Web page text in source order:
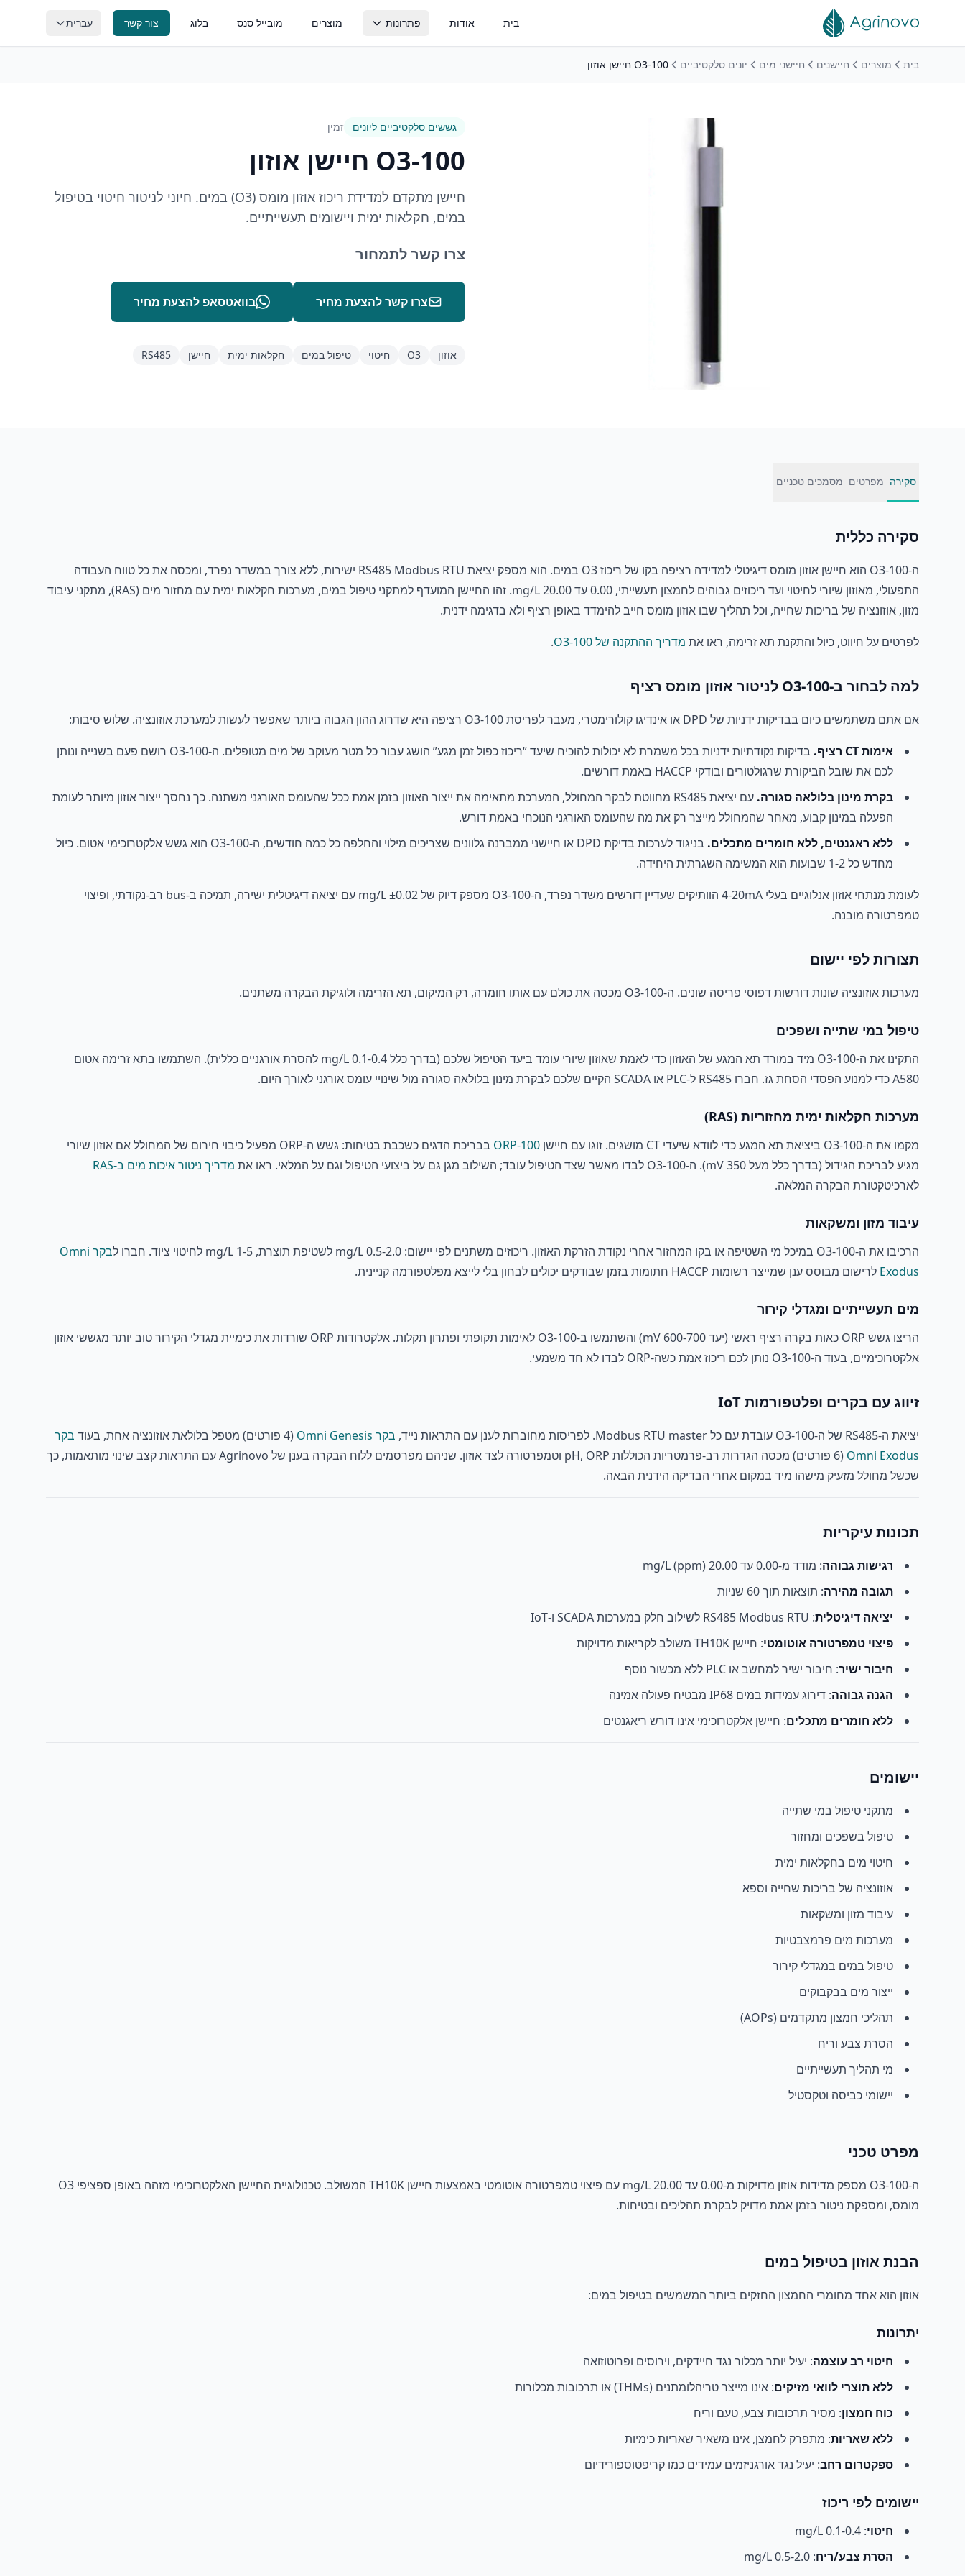
בית אודות פתרונות
ניטור טמפרטורה
בקרת טמפרטורה
מערכות בקרת אקלים וחממות פעילות
מוצרים מובייל סנס בלוג צור קשר עברית
בית מוצרים חיישנים חיישני מים יונים סלקטיביים O3-100 חיישן אוזון
גששים סלקטיביים ליונים זמין
O3-100 חיישן אוזון
חיישן מתקדם למדידת ריכוז אוזון מומס (O3) במים. חיוני לניטור חיטוי בטיפול
במים, חקלאות ימית ויישומים תעשייתיים.
צרו קשר לתמחור
צרו קשר להצעת מחיר בוואטסאפ להצעת מחיר
אוזון O3 חיטוי טיפול במים חקלאות ימית חיישן RS485
סקירה מפרטים מסמכים טכניים
סקירה כללית
ה-O3-100 הוא חיישן אוזון מומס דיגיטלי למדידה רציפה בקו של ריכוז O3 במים. הוא מספק יציאת RS485 Modbus RTU ישירות, ללא צורך במשדר נפרד, ומכסה את כל טווח העבודה
התפעולי, מאוזון שיורי לחיטוי ועד ריכוזים גבוהים לחמצון תעשייתי, 0.00 עד 20.00 mg/L. זהו החיישן המועדף למתקני טיפול במים, מערכות חקלאות ימית עם מחזור מים (RAS), מתקני עיבוד
מזון, אוזונציה של בריכות שחייה, וכל תהליך שבו אוזון מומס חייב להימדד באופן רציף ולא בדגימה ידנית.
לפרטים על חיווט, כיול והתקנת תא זרימה, ראו את מדריך ההתקנה של O3-100 .
למה לבחור ב-O3-100 לניטור אוזון מומס רציף
אם אתם משתמשים כיום בבדיקות ידניות של DPD או אינדיגו קולורימטרי, מעבר לפריסת O3-100 רציפה היא שדרוג ההון הגבוה ביותר שאפשר לעשות למערכת אוזונציה. שלוש סיבות:
אימות CT רציף.
בדיקות נקודתיות ידניות בכל משמרת לא יכולות להוכיח שיעד “ריכוז כפול זמן מגע” הושג עבור כל מטר מעוקב של מים מטופלים. ה-O3-100 רושם פעם בשנייה ונותן
לכם את שובל הביקורת שרגולטורים ובודקי HACCP באמת דורשים.
בקרת מינון בלולאה סגורה.
עם יציאת RS485 מחווטת לבקר המחולל, המערכת מתאימה את ייצור האוזון בזמן אמת ככל שהעומס האורגני משתנה. כך נחסך ייצור אוזון מיותר לעומת
הפעלה במינון קבוע, מאחר שהמחולל מייצר רק את מה שהעומס האורגני הנוכחי באמת דורש.
ללא ראגנטים, ללא חומרים מתכלים.
בניגוד לערכות בדיקת DPD או חיישני ממברנה גלוונים שצריכים מילוי והחלפה כל כמה חודשים, ה-O3-100 הוא גשש אלקטרוכימי אטום. כיול
מחדש כל 1-2 שבועות הוא המשימה השגרתית היחידה.
לעומת מנתחי אוזון אנלוגיים בעלי 4-20mA הוותיקים שעדיין דורשים משדר נפרד, ה-O3-100 מספק דיוק של ±0.02 mg/L עם יציאה דיגיטלית ישירה, תמיכה ב-bus רב-נקודתי, ופיצוי
טמפרטורה מובנה.
תצורות לפי יישום
מערכות אוזונציה שונות דורשות דפוסי פריסה שונים. ה-O3-100 מכסה את כולם עם אותו חומרה, רק המיקום, תא הזרימה ולוגיקת הבקרה משתנים.
טיפול במי שתייה ושפכים
התקינו את ה-O3-100 מיד במורד תא המגע של האוזון כדי לאמת שאוזון שיורי עומד ביעד הטיפול שלכם (בדרך כלל 0.1-0.4 mg/L להסרת אורגניים כללית). השתמשו בתא זרימה אטום
A580 כדי למנוע הפסדי הסחת גז. חברו RS485 ל-PLC או SCADA הקיים שלכם לבקרת מינון בלולאה סגורה מול שינויי עומס אורגני לאורך היום.
מערכות חקלאות ימית מחזוריות (RAS)
מקמו את ה-O3-100 ביציאת תא המגע כדי לוודא שיעדי CT מושגים. זוגו עם חיישן ORP-100
בבריכת הדגים כשכבת בטיחות: גשש ה-ORP מפעיל כיבוי חירום של המחולל אם אוזון שיורי
מגיע לבריכת הגידול (בדרך כלל מעל 350 mV). ה-O3-100 לבדו מאשר שצד הטיפול עובד; השילוב מגן גם על ביצועי הטיפול וגם על המלאי. ראו את
מדריך ניטור איכות מים ב-RAS
לארכיטקטורת הבקרה המלאה.
עיבוד מזון ומשקאות
הרכיבו את ה-O3-100 במיכל מי השטיפה או בקו המחזור אחרי נקודת הזרקת האוזון. ריכוזים משתנים לפי יישום: 0.5-2.0 mg/L לשטיפת תוצרת, 1-5 mg/L לחיטוי ציוד. חברו ל
בקר Omni
Exodus לרישום מבוסס ענן שמייצר רשומות HACCP חתומות בזמן שבודקים יכולים לבחון בלי לייצא מפלטפורמה קניינית.
מים תעשייתיים ומגדלי קירור
הריצו גשש ORP כאות בקרה רציף ראשי (יעד 600-700 mV) והשתמשו ב-O3-100 לאימות תקופתי ופתרון תקלות. אלקטרודות ORP שורדות את כימיית מגדלי הקירור טוב יותר מגששי אוזון
אלקטרוכימיים, בעוד ה-O3-100 נותן לכם ריכוז אמת כשה-ORP לבדו לא חד משמעי.
זיווג עם בקרים ופלטפורמות IoT
יציאת ה-RS485 של ה-O3-100 עובדת עם כל Modbus RTU master. לפריסות מחוברות לענן עם התראות נייד, בקר Omni Genesis (4 פורטים) מטפל בלולאת אוזונציה אחת, בעוד
בקר
Omni Exodus
(6 פורטים) מכסה הגדרות רב-פרמטריות הכוללות pH, ORP וטמפרטורה לצד אוזון. שניהם מפרסמים ללוח הבקרה בענן של Agrinovo עם התראות קצב שינוי מותאמות, כך
שכשל מחולל מזעיק מישהו מיד במקום אחרי הבדיקה הידנית הבאה.
תכונות עיקריות
רגישות גבוהה: מודד מ-0.00 עד 20.00 mg/L (ppm)
תגובה מהירה: תוצאות תוך 60 שניות
יציאה דיגיטלית: RS485 Modbus RTU לשילוב חלק במערכות SCADA ו-IoT
פיצוי טמפרטורה אוטומטי: חיישן TH10K משולב לקריאות מדויקות
חיבור ישיר: חיבור ישיר למחשב או PLC ללא מכשור נוסף
הגנה גבוהה: דירוג עמידות במים IP68 מבטיח פעולה אמינה
ללא חומרים מתכלים: חיישן אלקטרוכימי אינו דורש ריאגנטים
יישומים
מתקני טיפול במי שתייה
טיפול בשפכים ומחזור
חיטוי מים בחקלאות ימית
אוזונציה של בריכות שחייה וספא
עיבוד מזון ומשקאות
מערכות מים פרמצבטיות
טיפול במים במגדלי קירור
ייצור מים בבקבוקים
תהליכי חמצון מתקדמים (AOPs)
הסרת צבע וריח
מי תהליך תעשייתיים
יישומי כביסה וטקסטיל
מפרט טכני
ה-O3-100 מספק מדידות אוזון מדויקות מ-0.00 עד 20.00 mg/L עם פיצוי טמפרטורה אוטומטי באמצעות חיישן TH10K המשולב. טכנולוגיית החיישן האלקטרוכימי מזהה באופן ספציפי O3
מומס, ומספקת ניטור בזמן אמת מדויק לבקרת תהליכים ובטיחות.
הבנת אוזון בטיפול במים
אוזון הוא אחד מחומרי החמצון החזקים ביותר המשמשים בטיפול במים:
יתרונות
חיטוי רב עוצמה: יעיל יותר מכלור נגד חיידקים, וירוסים ופרוטוזואה
ללא תוצרי לוואי מזיקים: אינו מייצר טריהלומתנים (THMs) או תרכובות מכלורות
כוח חמצון: מסיר תרכובות צבע, טעם וריח
ללא שאריות: מתפרק לחמצן, אינו משאיר שאריות כימיות
ספקטרום רחב: יעיל נגד אורגניזמים עמידים כמו קריפטוספורידיום
יישומים לפי ריכוז
חיטוי: 0.1-0.4 mg/L
הסרת צבע/ריח: 0.5-2.0 mg/L